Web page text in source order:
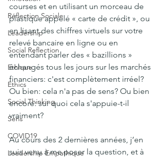
Réflection Sociale
Leadership
Social Reflection
Ethique
Ethics
Social Thinking
Sens
COVID19
Leadership Empathique
courses et en utilisant un morceau de
plastique appelé « carte de crédit », ou
en lisant des chiffres virtuels sur votre
relevé bancaire en ligne ou en
entendant parler des « bazillions »
échangés tous les jours sur les marchés
financiers: c'est complètement irréel?
Ou bien: cela n'a pas de sens? Ou bien
encore: sur quoi cela s'appuie-t-il
vraiment?
Au cours des 2 dernières années, j’en
suis venu à me poser la question, et à